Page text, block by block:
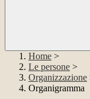
Home >
Le persone >
Organizzazione
Organigramma